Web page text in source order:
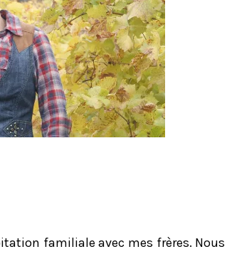
familiale avec mes frères.